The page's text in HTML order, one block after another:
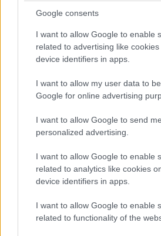
Google consents
I want to allow Google to enable
related to advertising like
device identifiers in apps.
I want to allow my user data to
Google for online advertising
I want to allow Google to send me
personalized advertising.
I want to allow Google to enable
related to analytics like cookies
device identifiers in apps.
I want to allow Google to enable
related to functionality of the